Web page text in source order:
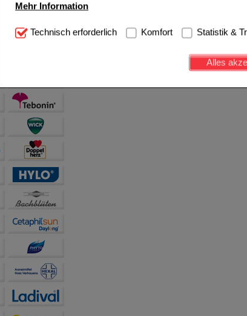
Mehr Information
Technisch Notwendig: Hierbei handelt es sich um
notwendig sind (z.B. Navigation, Warenkorb,
Diese Cookies werden genutzt um das
beispielsweise für die Wiedererkennung des Besuchers
Inhalte anzuzeigen und unser Partnerprogramm zu
sammeln, mit deren Hilfe wir unsere Website weiter für
auch die Werbung auf Drittseiten möglichst relevant für
teilweise an Dritte wie z.B. Google oder soziale Medien
Technisch erforderlich Komfort Statistik &
Alles